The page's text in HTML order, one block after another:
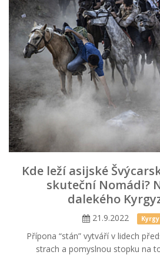
Kde leží asijské
skuteční Nomádi?
dalekého
21.9.2022
Přípona “stán” vytváří v lidech
strach a pomyslnou stopku na